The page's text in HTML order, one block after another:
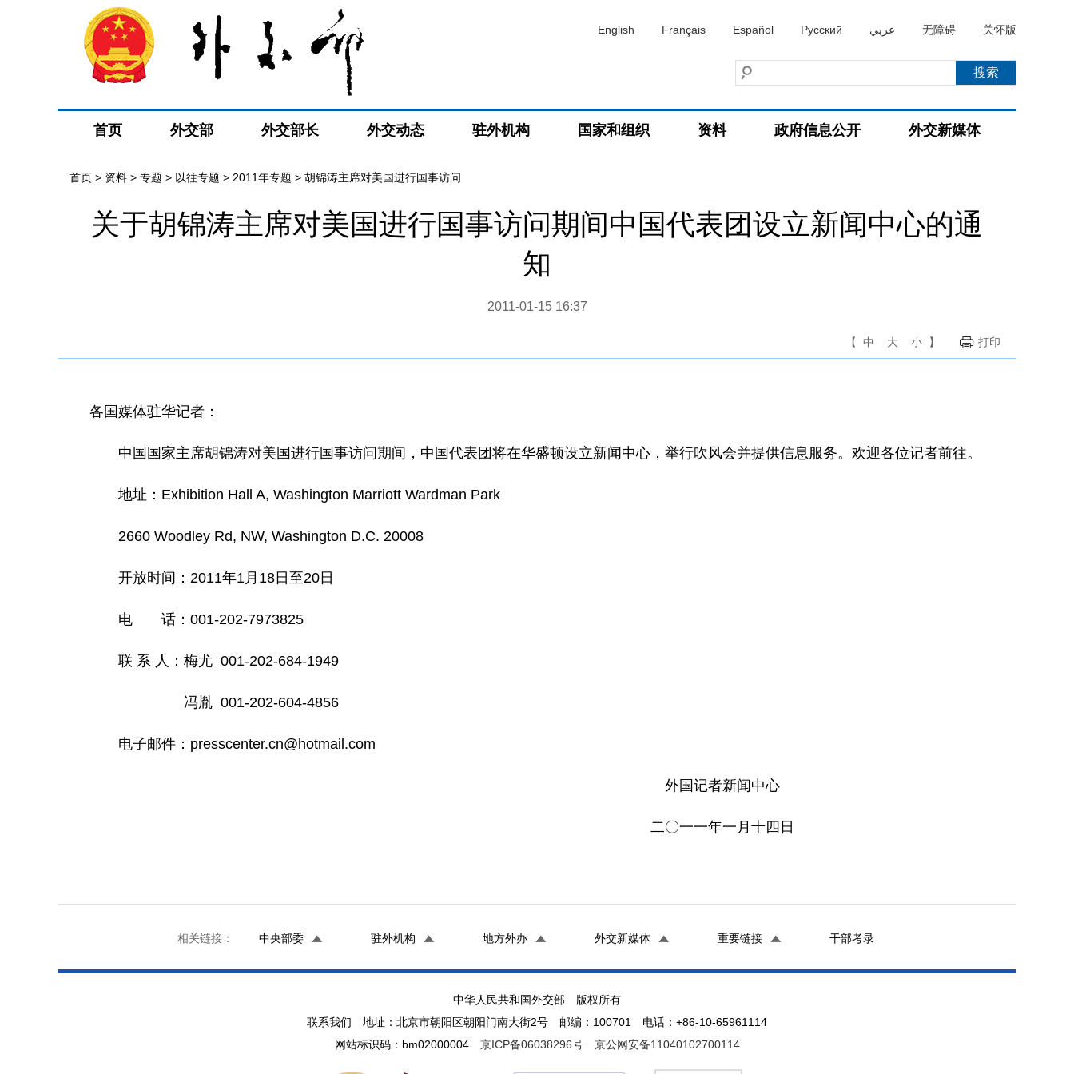
English Français Español Русский عربي 无障碍 关怀版
首页 外交部 外交部长 外交动态 驻外机构 国家和组织 资料 政府信息公开 外交新媒体
首页 > 资料 > 专题 > 以往专题 > 2011年专题 > 胡锦涛主席对美国进行国事访问
关于胡锦涛主席对美国进行国事访问期间中国代表团设立新闻中心的通
知
2011-01-15 16:37
【 中 大 小 】 打印
各国媒体驻华记者：
中国国家主席胡锦涛对美国进行国事访问期间，中国代表团将在华盛顿设立新闻中心，举行吹风会并提供信息服务。欢迎各位记者前往。
地址：Exhibition Hall A, Washington Marriott Wardman Park
2660 Woodley Rd, NW, Washington D.C. 20008
开放时间：2011年1月18日至20日
电 话：001-202-7973825
联 系 人：梅尤 001-202-684-1949
冯胤 001-202-604-4856
电子邮件：presscenter.cn@hotmail.com
外国记者新闻中心
二〇一一年一月十四日
相关链接： 中央部委 驻外机构 地方外办 外交新媒体 重要链接 干部考录
中华人民共和国外交部 版权所有
联系我们 地址：北京市朝阳区朝阳门南大街2号 邮编：100701 电话：+86-10-65961114
网站标识码：bm02000004 京ICP备06038296号 京公网安备11040102700114